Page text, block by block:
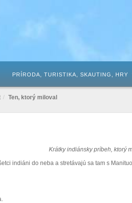
PRÍRODA, TURISTIKA, SKAUTING, HRY
Ten, ktorý miloval
Krátky indiánsky príbeh, ktorý
indiáni do neba a stretávajú sa tam s